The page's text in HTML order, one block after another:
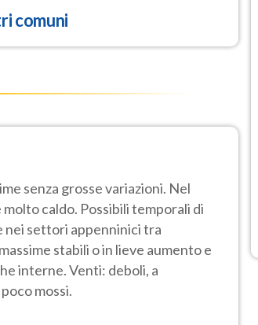
comuni
senza grosse variazioni. Nel
caldo. Possibili temporali di
nei settori appenninici tra
stabili o in lieve aumento e
interne. Venti: deboli, a
mossi.